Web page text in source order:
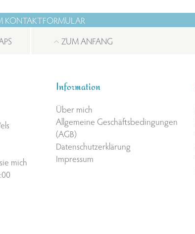
KONTAKTFORMULAR
ZUM ANFANG
mich
Information
Über mich
Allgemeine Geschäftsbedingungen
(AGB)
Datenschutzerklärung
Impressum